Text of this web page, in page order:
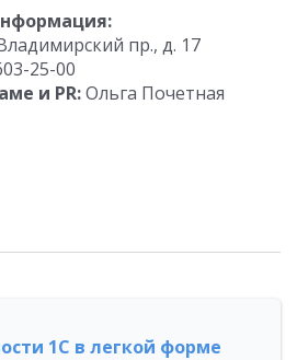
пр., д. 17
25-00
и PR:Ольга Почетная
1С в легкой форме